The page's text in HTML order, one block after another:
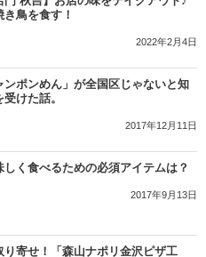
鳥を食す！
2022年2月4日
ンポンめん」が全国区じゃないと知
けた話。
2017年12月11日
しく食べるための必須アイテムは？
2017年9月13日
り寄せ！「森山ナポリ金沢ピザ工